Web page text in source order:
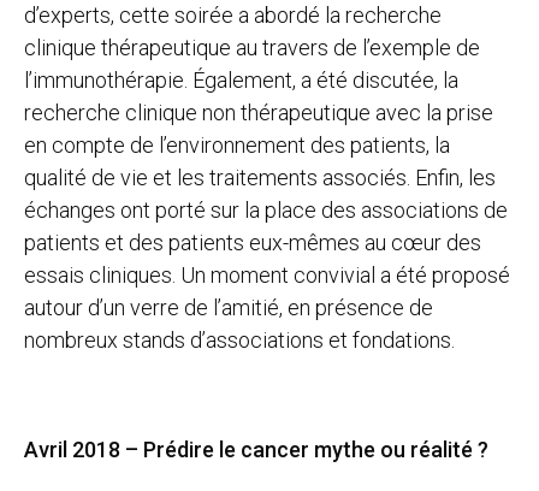
d’experts, cette soirée a abordé la recherche
clinique thérapeutique au travers de l’exemple de
l’immunothérapie. Également, a été discutée, la
recherche clinique non thérapeutique avec la prise
en compte de l’environnement des patients, la
qualité de vie et les traitements associés. Enfin, les
échanges ont porté sur la place des associations de
patients et des patients eux-mêmes au cœur des
essais cliniques. Un moment convivial a été proposé
autour d’un verre de l’amitié, en présence de
nombreux stands d’associations et fondations.
Avril 2018 – Prédire le cancer mythe ou réalité ?